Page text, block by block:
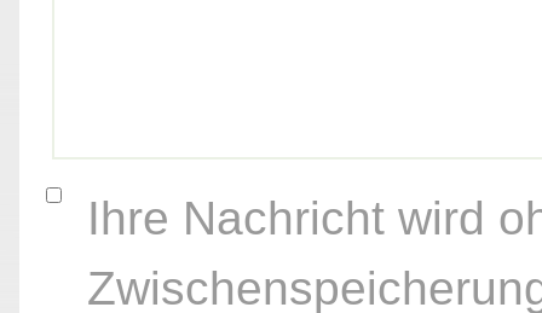
Ihre Nachricht wird